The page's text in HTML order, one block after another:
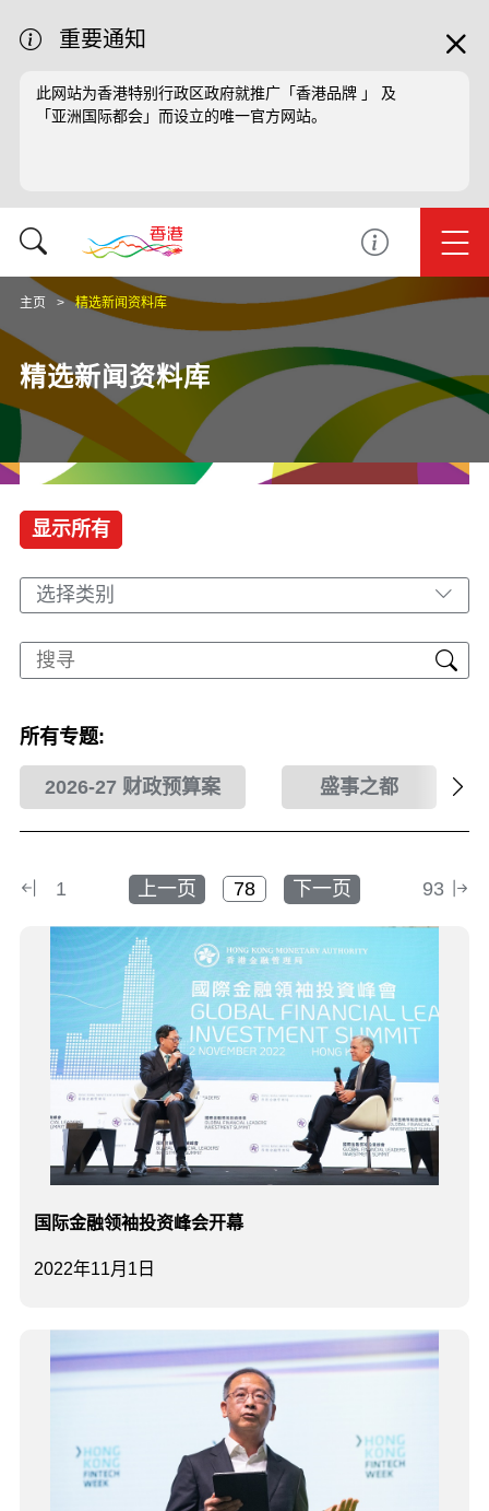
重要通知
此网站为香港特别行政区政府就推广「香港品牌 」 及
「亚洲国际都会」而设立的唯一官方网站。
主页 精选新闻资料库
精选新闻资料库
显示所有
选择类别
所有专题:
2026-27 财政预算案 盛事之都
1 上一页 下一页 93
2022年11月1日
国际金融领袖投资峰会开幕